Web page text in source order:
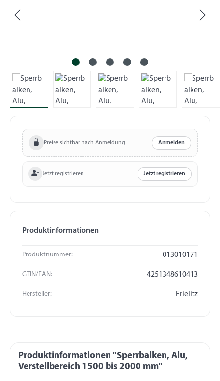
Preise sichtbar nach Anmeldung Anmelden
Jetzt registrieren Jetzt registrieren
Produktinformationen
Produktnummer: 013010171
GTIN/EAN: 4251348610413
Hersteller: Frielitz
Produktinformationen "Sperrbalken, Alu,
Verstellbereich 1500 bis 2000 mm"